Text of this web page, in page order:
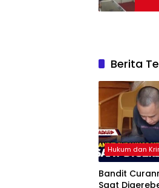
Berita
Hukum dan
Bandit
Saat